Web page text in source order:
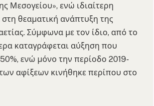
Μεσογείου», ενώ ιδιαίτερη
θεαματική ανάπτυξη της
Σύμφωνα με τον ίδιο, από το
καταγράφεται αύξηση που
50%, ενώ μόνο την περίοδο 2019-
αφίξεων κινήθηκε περίπου στο